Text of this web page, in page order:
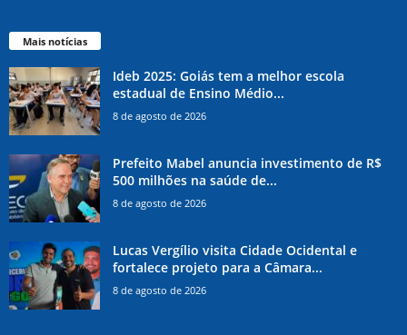
Mais notícias
Ideb 2025: Goiás tem a melhor escola
estadual de Ensino Médio...
8 de agosto de 2026
Prefeito Mabel anuncia investimento de R$
500 milhões na saúde de...
8 de agosto de 2026
Lucas Vergílio visita Cidade Ocidental e
fortalece projeto para a Câmara...
8 de agosto de 2026